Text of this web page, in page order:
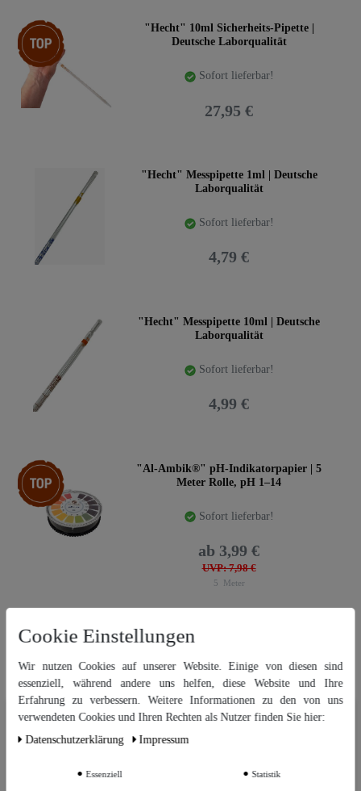
Top-Artikel
"Hecht" 10ml Sicherheits-Pipette |
Deutsche Laborqualität
Sofort lieferbar!
27,95 €
"Hecht" Messpipette 1ml | Deutsche
Laborqualität
Sofort lieferbar!
4,79 €
"Hecht" Messpipette 10ml | Deutsche
Laborqualität
Sofort lieferbar!
4,99 €
Top-Artikel
"Al-Ambik®" pH-Indikatorpapier | 5
Meter Rolle, pH 1–14
Sofort lieferbar!
UVP: 7,98 €
ab 3,99 €
5 Meter
"Hecht" ø24 cm Faltenfilter | grob
Sofort lieferbar!
ab 0,50 €
Wir nutzen Cookies auf unserer Website. Einige von diesen sind
zu verbessern. Weitere Informationen zu den von uns verwendeten
und unserem
Cookie Einstellungen
Wir nutzen Cookies auf unserer Website. Einige von diesen sind
essenziell, während andere uns helfen, diese Website und Ihre
Erfahrung zu verbessern. Weitere Informationen zu den von uns
verwendeten Cookies und Ihren Rechten als Nutzer finden Sie hier:
Daten­schutz­erklärung
Impressum
Essenziell Statistik